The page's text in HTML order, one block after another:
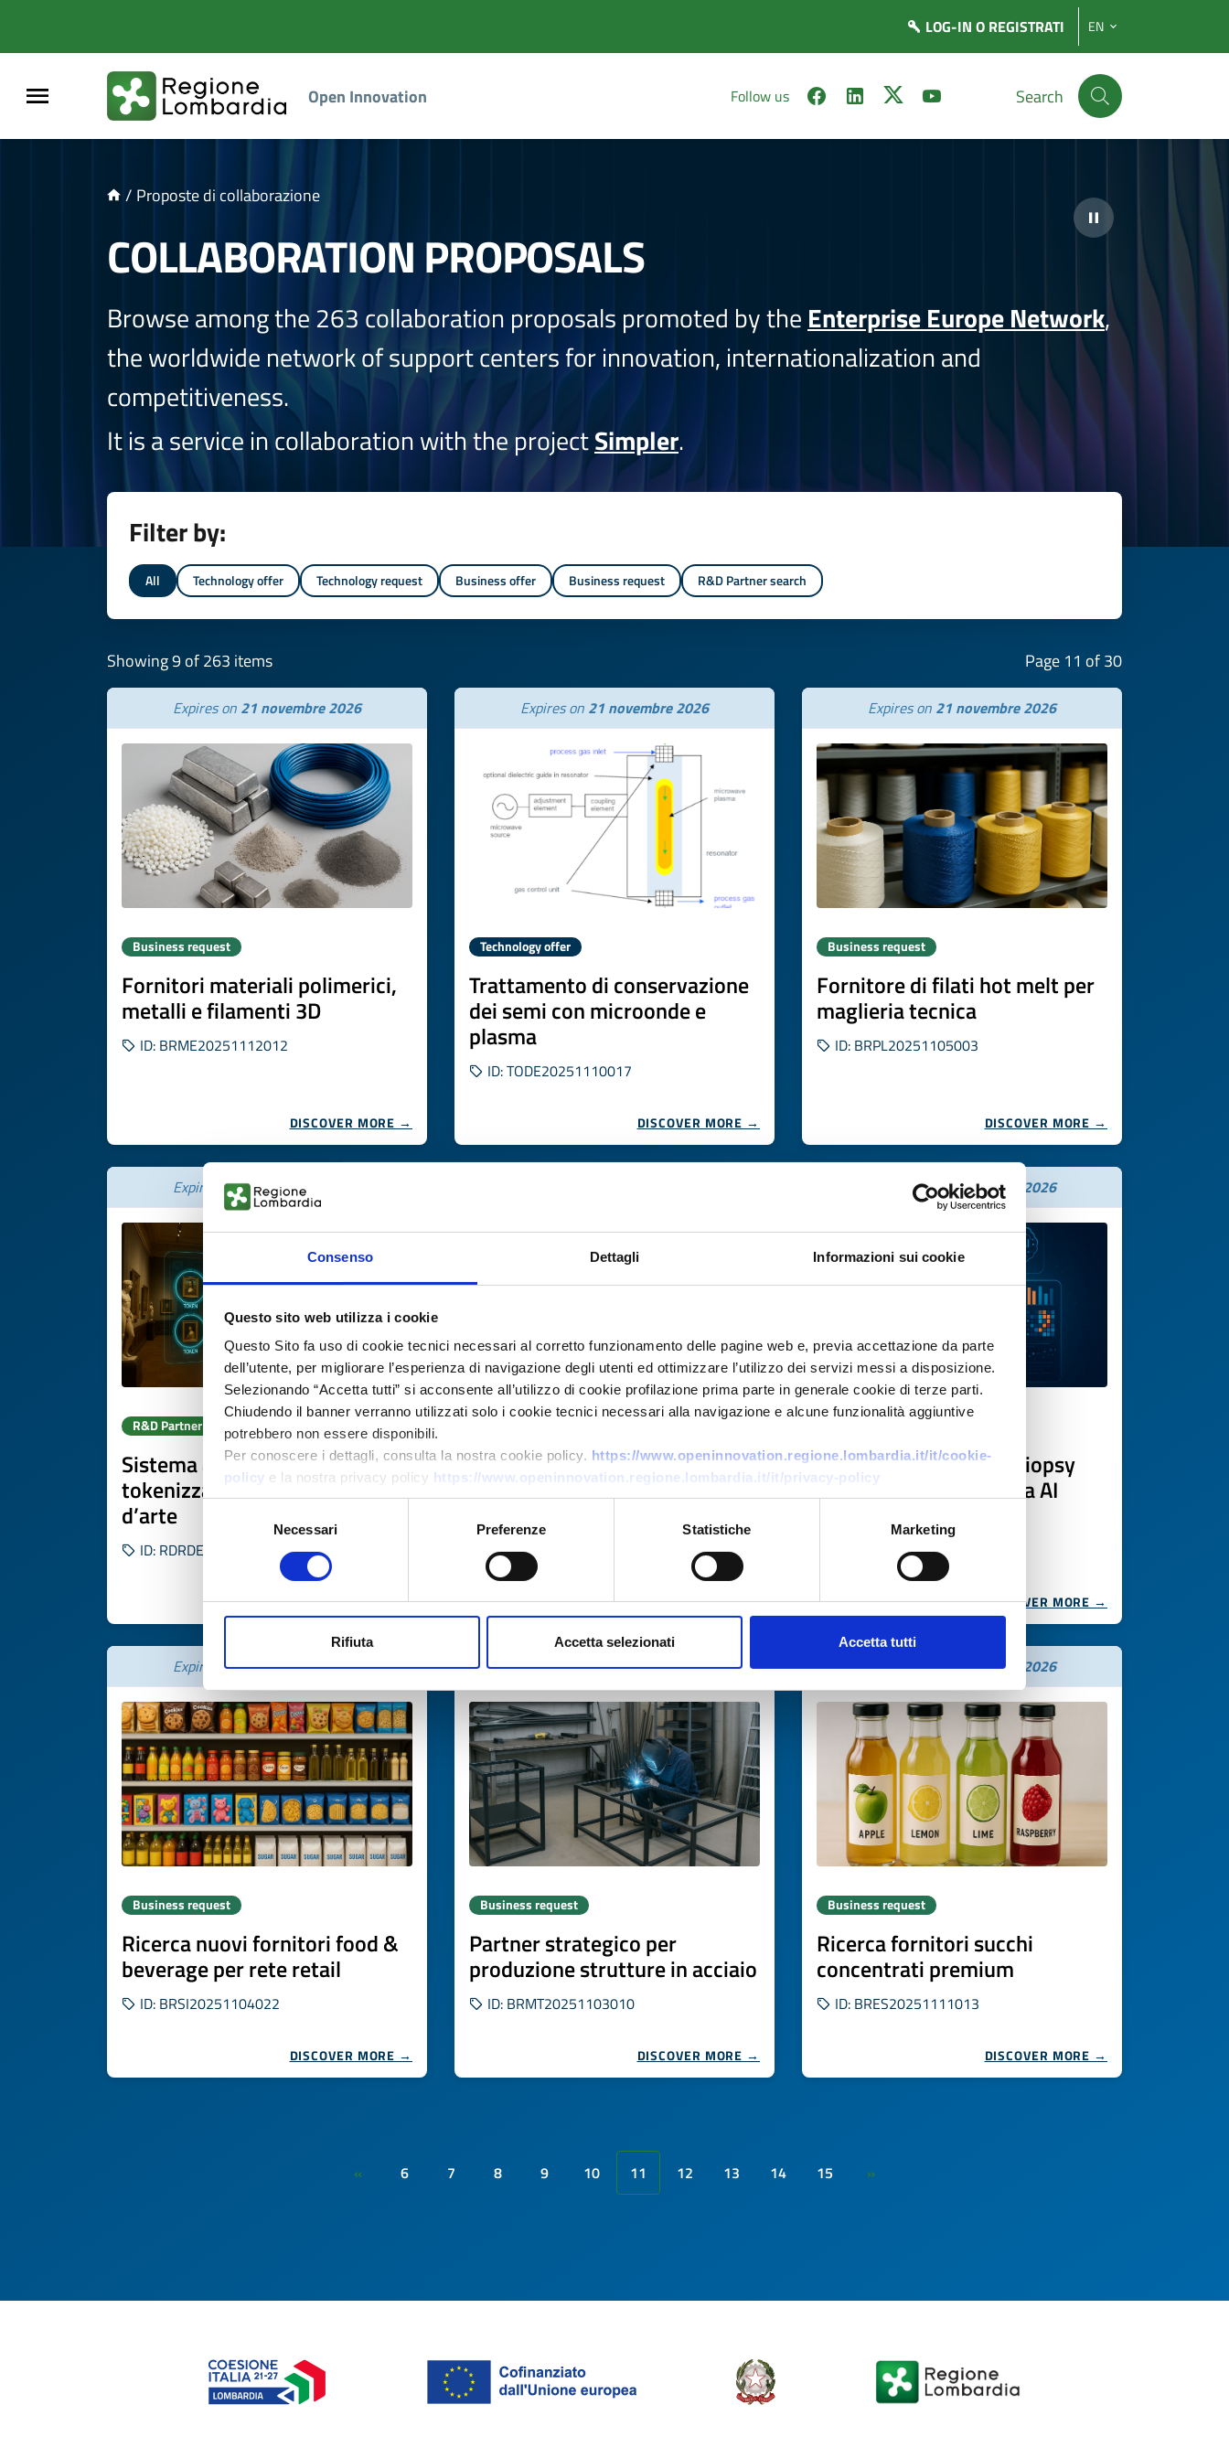
Consenso Dettagli Informazioni sui cookie
Questo sito web utilizza i cookie
Questo Sito fa uso di cookie tecnici necessari al corretto funzionamento delle pagine web e, previa accettazione da parte
dell’utente, per migliorare l’esperienza di navigazione degli utenti ed ottimizzare l’utilizzo dei servizi messi a disposizione.
Selezionando “Accetta tutti” si acconsente all’utilizzo di cookie profilazione prima parte in generale cookie di terze parti.
Chiudendo il banner verranno utilizzati solo i cookie tecnici necessari alla navigazione e alcune funzionalità aggiuntive
potrebbero non essere disponibili.
Per conoscere i dettagli, consulta la nostra cookie policy. https://www.openinnovation.regione.lombardia.it/it/cookie-
policy e la nostra privacy policy https://www.openinnovation.regione.lombardia.it/it/privacy-policy
consenso
Necessari Preferenze Statistiche Marketing
Rifiuta Accetta selezionati Accetta tutti
LOG-IN O REGISTRATI EN
Open Innovation Follow us Search
/ Proposte di collaborazione
COLLABORATION PROPOSALS
Browse among the 263 collaboration proposals promoted by the Enterprise Europe Network,
the worldwide network of support centers for innovation, internationalization and
competitiveness.
It is a service in collaboration with the projectSimpler.
Filter by:
All Technology offer Technology request Business offer Business request R&D Partner search
Showing 9 of 263 items Page 11 of 30
Expires on 21 novembre 2026
Business request
Fornitori materiali polimerici,
metalli e filamenti 3D
ID: BRME20251112012
DISCOVER MORE →
Expires on 21 novembre 2026
Technology offer
Trattamento di conservazione
dei semi con microonde e
plasma
ID: TODE20251110017
DISCOVER MORE →
Expires on 21 novembre 2026
Business request
Fornitore di filati hot melt per
maglieria tecnica
ID: BRPL20251105003
DISCOVER MORE →
Expires on21 novembre 2026
R&D Partner search
Sistema assicurativo
tokenizzato per musei e opere
d’arte
ID: RDRDE20251103003
DISCOVER MORE →
Navigazione per droni in
ambienti senza GPS
ID: TRLT20251105001
DISCOVER MORE →
Expires on26 novembre 2026
Piattaforma di liquid biopsy
immunitaria guidata da AI
ID: TOCH20251030007
DISCOVER MORE →
Expires on26 novembre 2026
Business request
Ricerca nuovi fornitori food &
beverage per rete retail
ID: BRSI20251104022
DISCOVER MORE →
Expires on26 novembre 2026
Business request
Partner strategico per
produzione strutture in acciaio
ID: BRMT20251103010
DISCOVER MORE →
Expires on26 novembre 2026
Business request
Ricerca fornitori succhi
concentrati premium
ID: BRES20251111013
DISCOVER MORE →
« 6 7 8 9 10 11 12 13 14 15 »